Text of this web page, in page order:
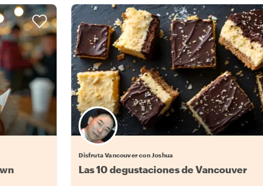
Disfruta Vancouver con Joshua
Las 10 degustaciones de Vancouver